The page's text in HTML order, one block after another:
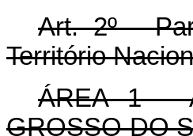
Art. 2º -
Território
ÁREA 1 -
GROSSO DO